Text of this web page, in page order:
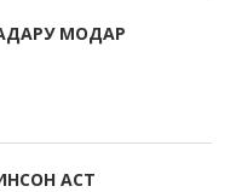
МОДАР
АСТ